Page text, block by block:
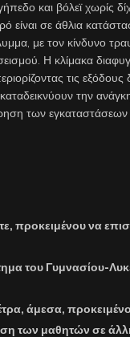
και βόλεϊ χωρίς
είναι σε άθλια
με τον κίνδυνο
Η κλίμακα
τις
την
των
προκειμένου να
του Γυμνασίου-
άμεσα,
των μαθητών σε